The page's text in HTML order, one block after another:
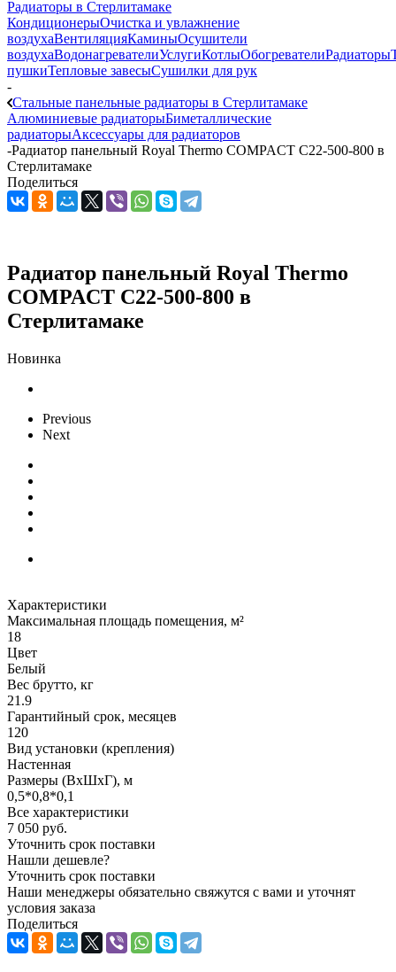
Радиаторы в Стерлитамаке
КондиционерыОчистка и увлажнение
воздухаВентиляцияКаминыОсушители
воздухаВодонагревателиУслугиКотлыОбогревателиРадиаторы
пушкиТепловые завесыСушилки для рук
-
Стальные панельные радиаторы в Стерлитамаке
Алюминиевые радиаторыБиметаллические
радиаторыАксессуары для радиаторов
-Радиатор панельный Royal Thermo COMPACT C22-500-800 в
Стерлитамаке
Поделиться
Радиатор панельный Royal Thermo
COMPACT C22-500-800 в
Стерлитамаке
Новинка
Previous
Next
Характеристики
Максимальная площадь помещения, м²
18
Цвет
Белый
Вес брутто, кг
21.9
Гарантийный срок, месяцев
120
Вид установки (крепления)
Настенная
Размеры (ВxШxГ), м
0,5*0,8*0,1
Все характеристики
7 050 руб.
Уточнить срок поставки
Нашли дешевле?
Уточнить срок поставки
Наши менеджеры обязательно свяжутся с вами и уточнят
условия заказа
Поделиться